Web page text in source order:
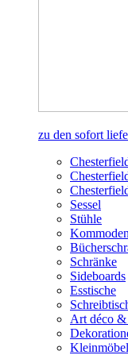
zu den sofort
Sessel
Stühle
Kommoden
Schränke
Sideboards
Esstische
Art déco
Kleinmöbel